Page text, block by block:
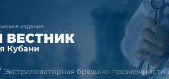
Экстралеваторная брюшно-